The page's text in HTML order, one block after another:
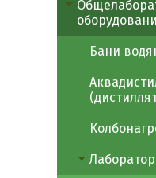
Бани